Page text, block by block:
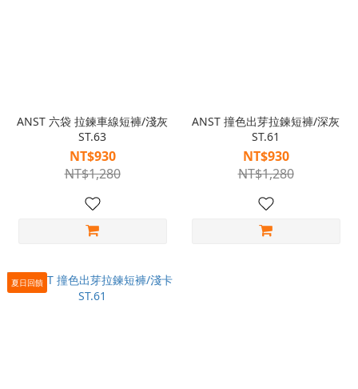
ANST 六袋 拉鍊車線短褲/淺灰
ST.63
NT$930
NT$1,280
ANST 撞色出芽拉鍊短褲/深灰
ST.61
NT$930
NT$1,280
夏日回饋